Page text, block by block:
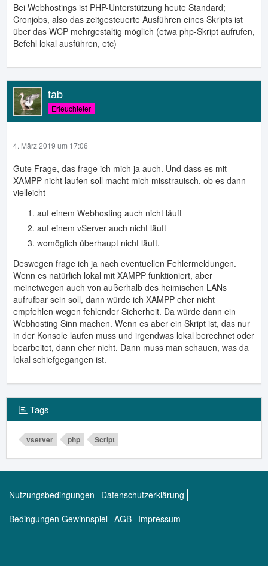
Bei Webhostings ist PHP-Unterstützung heute Standard;
Cronjobs, also das zeitgesteuerte Ausführen eines Skripts ist
über das WCP mehrgestaltig möglich (etwa php-Skript aufrufen,
Befehl lokal ausführen, etc)
tab
Erleuchteter
4. März 2019 um 17:06
Gute Frage, das frage ich mich ja auch. Und dass es mit
XAMPP nicht laufen soll macht mich misstrauisch, ob es dann
vielleicht
auf einem Webhosting auch nicht läuft
auf einem vServer auch nicht läuft
womöglich überhaupt nicht läuft.
Deswegen frage ich ja nach eventuellen Fehlermeldungen.
Wenn es natürlich lokal mit XAMPP funktioniert, aber
meinetwegen auch von außerhalb des heimischen LANs
aufrufbar sein soll, dann würde ich XAMPP eher nicht
empfehlen wegen fehlender Sicherheit. Da würde dann ein
Webhosting Sinn machen. Wenn es aber ein Skript ist, das nur
in der Konsole laufen muss und irgendwas lokal berechnet oder
bearbeitet, dann eher nicht. Dann muss man schauen, was da
lokal schiefgegangen ist.
Tags
vserver php Script
Nutzungsbedingungen
Datenschutzerklärung
Bedingungen Gewinnspiel AGB Impressum